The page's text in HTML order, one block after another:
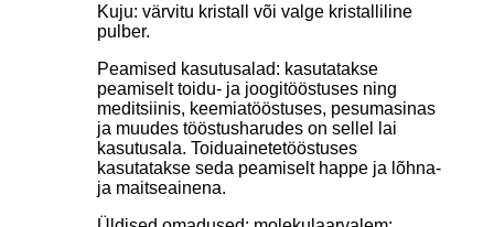
Kuju: värvitu kristall või valge kristalliline
pulber.
Peamised kasutusalad: kasutatakse
peamiselt toidu- ja joogitööstuses ning
meditsiinis, keemiatööstuses, pesumasinas
ja muudes tööstusharudes on sellel lai
kasutusala. Toiduainetetööstuses
kasutatakse seda peamiselt happe ja lõhna-
ja maitseainena.